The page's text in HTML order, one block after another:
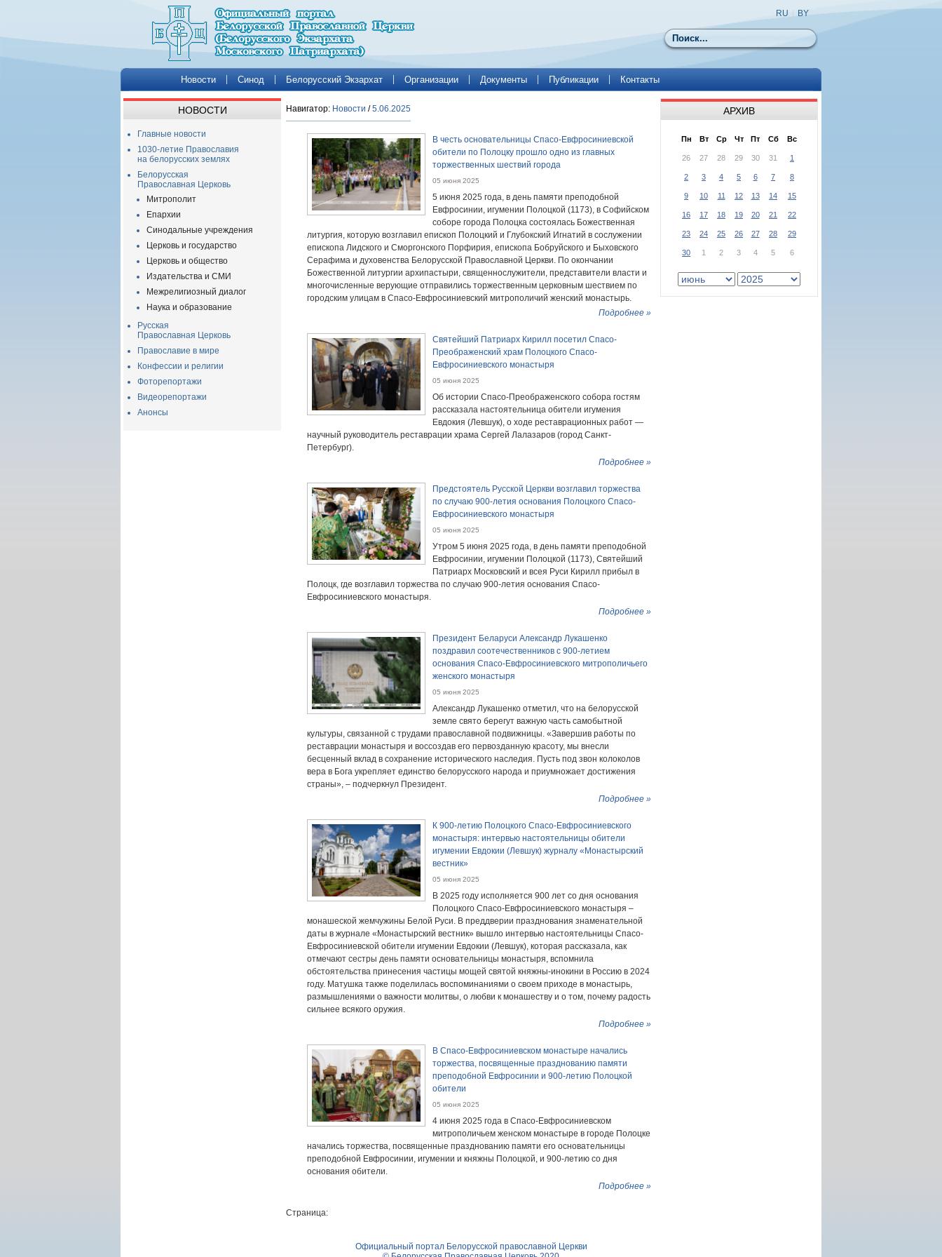
Поиск
RU BY
Новости Синод Белорусский Экзархат Организации Документы Публикации Контакты
НОВОСТИ
Главные новости
1030-летие Православия
на белорусских землях
Белорусская
Православная Церковь
Митрополит
Епархии
Синодальные учреждения
Церковь и государство
Церковь и общество
Издательства и СМИ
Межрелигиозный диалог
Наука и образование
Русская
Православная Церковь
Православие в мире
Конфессии и религии
Фоторепортажи
Видеорепортажи
Анонсы
Навигатор: Новости /5.06.2025
В честь основательницы Спасо-Евфросиниевской
обители по Полоцку прошло одно из главных
торжественных шествий города
05 июня 2025
5 июня 2025 года, в день памяти преподобной
Евфросинии, игумении Полоцкой (1173), в Софийском
соборе города Полоцка состоялась Божественная
литургия, которую возглавил епископ Полоцкий и Глубокский Игнатий в сослужении
епископа Лидского и Сморгонского Порфирия, епископа Бобруйского и Быховского
Серафима и духовенства Белорусской Православной Церкви. По окончании
Божественной литургии архипастыри, священнослужители, представители власти и
многочисленные верующие отправились торжественным церковным шествием по
городским улицам в Спасо-Евфросиниевский митрополичий женский монастырь.
Подробнее »
Святейший Патриарх Кирилл посетил Спасо-
Преображенский храм Полоцкого Спасо-
Евфросиниевского монастыря
05 июня 2025
Об истории Спасо-Преображенского собора гостям
рассказала настоятельница обители игумения
Евдокия (Левшук), о ходе реставрационных работ —
научный руководитель реставрации храма Сергей Лалазаров (город Санкт-
Петербург).
Подробнее »
Предстоятель Русской Церкви возглавил торжества
по случаю 900-летия основания Полоцкого Спасо-
Евфросиниевского монастыря
05 июня 2025
Утром 5 июня 2025 года, в день памяти преподобной
Евфросинии, игумении Полоцкой (1173), Святейший
Патриарх Московский и всея Руси Кирилл прибыл в
Полоцк, где возглавил торжества по случаю 900-летия основания Спасо-
Евфросиниевского монастыря.
Подробнее »
Президент Беларуси Александр Лукашенко
поздравил соотечественников с 900-летием
основания Спасо-Евфросиниевского митрополичьего
женского монастыря
05 июня 2025
Александр Лукашенко отметил, что на белорусской
земле свято берегут важную часть самобытной
культуры, связанной с трудами православной подвижницы. «Завершив работы по
реставрации монастыря и воссоздав его первозданную красоту, мы внесли
бесценный вклад в сохранение исторического наследия. Пусть под звон колоколов
вера в Бога укрепляет единство белорусского народа и приумножает достижения
страны», – подчеркнул Президент.
Подробнее »
К 900-летию Полоцкого Спасо-Евфросиниевского
монастыря: интервью настоятельницы обители
игумении Евдокии (Левшук) журналу «Монастырский
вестник»
05 июня 2025
В 2025 году исполняется 900 лет со дня основания
Полоцкого Спасо-Евфросиниевского монастыря –
монашеской жемчужины Белой Руси. В преддверии празднования знаменательной
даты в журнале «Монастырский вестник» вышло интервью настоятельницы Спасо-
Евфросиниевской обители игумении Евдокии (Левшук), которая рассказала, как
отмечают сестры день памяти основательницы монастыря, вспомнила
обстоятельства принесения частицы мощей святой княжны-инокини в Россию в 2024
году. Матушка также поделилась воспоминаниями о своем приходе в монастырь,
размышлениями о важности молитвы, о любви к монашеству и о том, почему радость
сильнее всякого оружия.
Подробнее »
В Спасо-Евфросиниевском монастыре начались
торжества, посвященные празднованию памяти
преподобной Евфросинии и 900-летию Полоцкой
обители
05 июня 2025
4 июня 2025 года в Спасо-Евфросиниевском
митрополичьем женском монастыре в городе Полоцке
начались торжества, посвященные празднованию памяти его основательницы
преподобной Евфросинии, игумении и княжны Полоцкой, и 900-летию со дня
основания обители.
Подробнее »
Страница:
АРХИВ
Пн Вт Ср Чт Пт Сб Вс
26 27 28 29 30 31 1
2 3 4 5 6 7 8
9 10 11 12 13 14 15
16 17 18 19 20 21 22
23 24 25 26 27 28 29
30 1 2 3 4 5 6
Официальный портал Белорусской православной Церкви